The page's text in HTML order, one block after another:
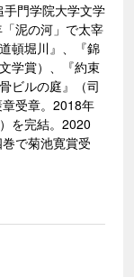
門学院大学文学
泥の河」で太宰
頓堀川』、『錦
学賞）、『約束
ビルの庭』（司
受章。2018年
を完結。2020
で菊池寛賞受